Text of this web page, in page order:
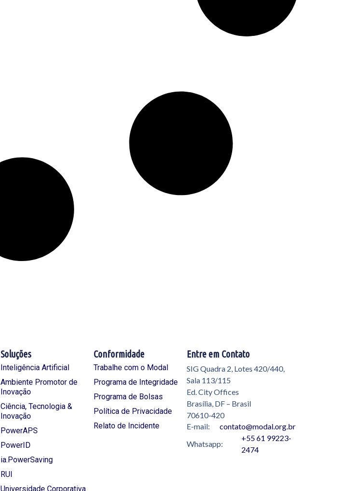
Soluções
Inteligência Artificial
Ambiente Promotor de
Inovação
Ciência, Tecnologia &
Inovação
PowerAPS
PowerID
ia.PowerSaving
RUI
Universidade Corporativa
Conformidade
Trabalhe com o Modal
Programa de Integridade
Programa de Bolsas
Política de Privacidade
Relato de Incidente
Entre em Contato
SIG Quadra 2, Lotes 420/440,
Sala 113/115
Ed. City Offices
Brasília, DF – Brasil
70610-420
E-mail:
contato@modal.org.br
Whatsapp:
+55 61 99223-
2474